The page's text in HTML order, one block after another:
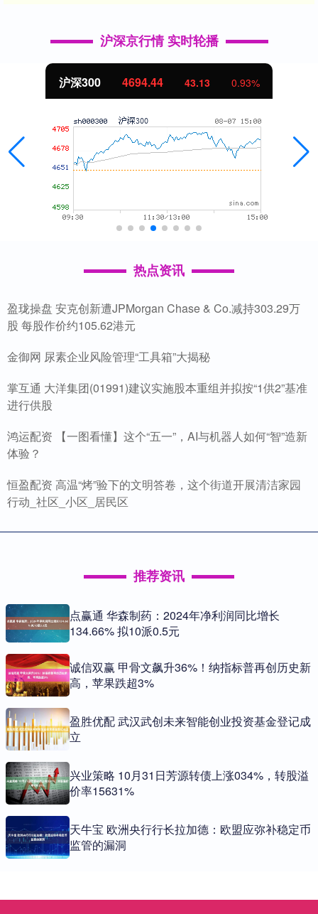
沪深京行情 实时轮播
北证50 1134.24 11.37 1.01%
热点资讯
盈珑操盘 安克创新遭JPMorgan Chase & Co.减持303.29万
股 每股作价约105.62港元
金御网 尿素企业风险管理“工具箱”大揭秘
掌互通 大洋集团(01991)建议实施股本重组并拟按“1供2”基准
进行供股
鸿运配资 【一图看懂】这个“五一”，AI与机器人如何“智”造新
体验？
恒盈配资 高温“烤”验下的文明答卷，这个街道开展清洁家园
行动_社区_小区_居民区
推荐资讯
点赢通 华森制药：2024年净利润同比增长
134.66% 拟10派0.5元
诚信双赢 甲骨文飙升36%！纳指标普再创历史新
高，苹果跌超3%
盈胜优配 武汉武创未来智能创业投资基金登记成
立
兴业策略 10月31日芳源转债上涨034%，转股溢
价率15631%
天牛宝 欧洲央行行长拉加德：欧盟应弥补稳定币
监管的漏洞